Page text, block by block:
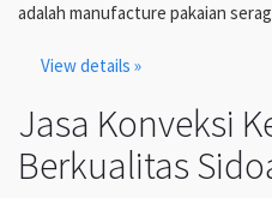
adalah manufacture pakaian
View details »
Jasa Konveksi
Berkualitas